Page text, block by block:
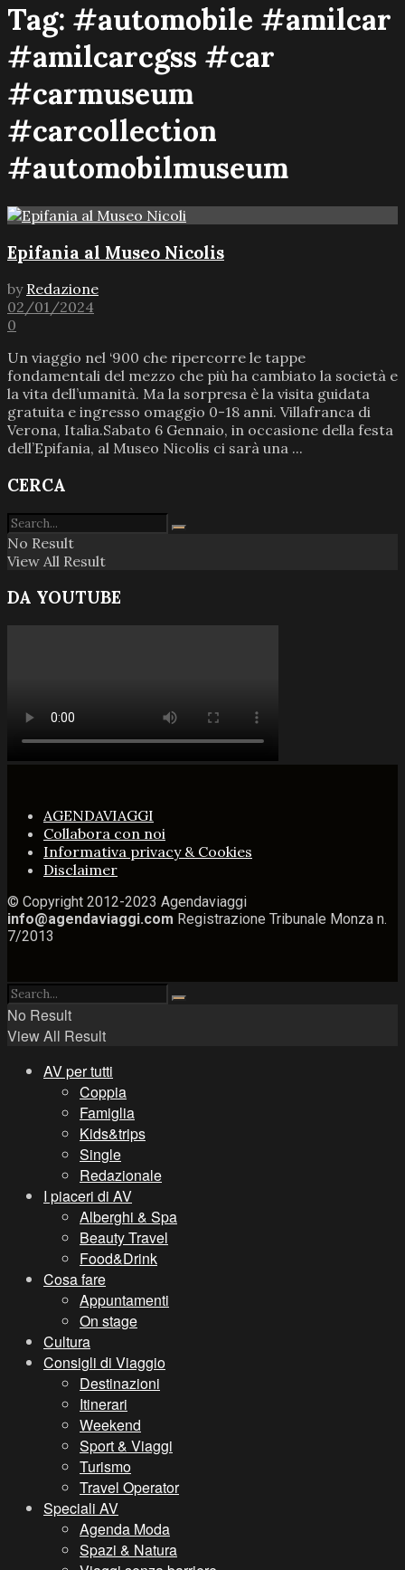
Tag: #automobile #amilcar
#amilcarcgss #car
#carmuseum
#carcollection
#automobilmuseum
Epifania al Museo Nicolis
by Redazione
02/01/2024
0
Un viaggio nel ‘900 che ripercorre le tappe
fondamentali del mezzo che più ha cambiato la società e
la vita dell’umanità. Ma la sorpresa è la visita guidata
gratuita e ingresso omaggio 0-18 anni. Villafranca di
Verona, Italia.Sabato 6 Gennaio, in occasione della festa
dell’Epifania, al Museo Nicolis ci sarà una ...
CERCA
No Result
View All Result
DA YOUTUBE
AGENDAVIAGGI
Collabora con noi
Informativa privacy & Cookies
Disclaimer
© Copyright 2012-2023 Agendaviaggi
info@agendaviaggi.com Registrazione Tribunale Monza n.
7/2013
No Result
View All Result
AV per tutti
Coppia
Famiglia
Kids&trips
Single
Redazionale
I piaceri di AV
Alberghi & Spa
Beauty Travel
Food&Drink
Cosa fare
Appuntamenti
On stage
Cultura
Consigli di Viaggio
Destinazioni
Itinerari
Weekend
Sport & Viaggi
Turismo
Travel Operator
Speciali AV
Agenda Moda
Spazi & Natura